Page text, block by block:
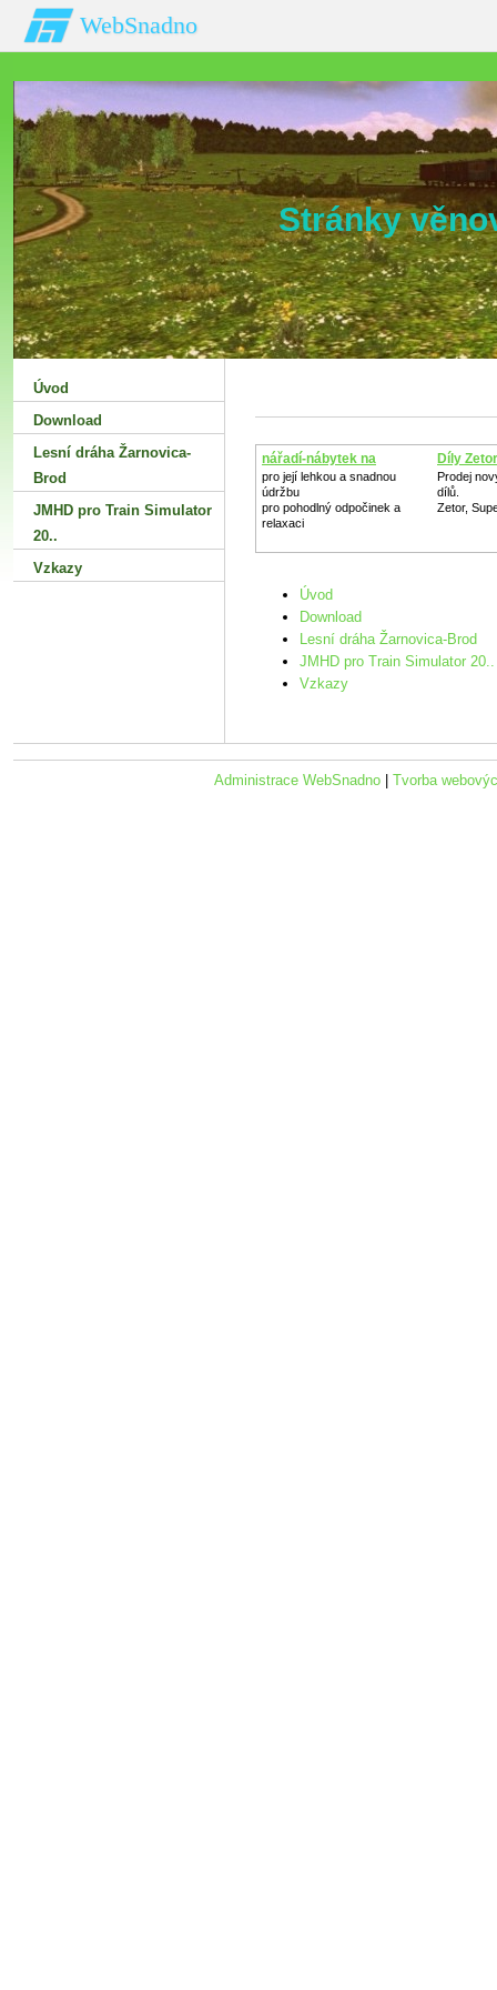
WebSnadno
Stránky
nářadí-nábytek na
zahradu
pro její lehkou a snadnou
údržbu
pro pohodlný odpočinek a
relaxaci
Díly
Prodej
dílů.
Zetor,
Úvod
Download
Lesní dráha Žarnovica-Brod
JMHD pro Train Simulator 20..
Vzkazy
Úvod
Download
Lesní dráha Žarnovica-
Brod
JMHD pro Train Simulator
20..
Vzkazy
Administrace WebSnadno Tvorba